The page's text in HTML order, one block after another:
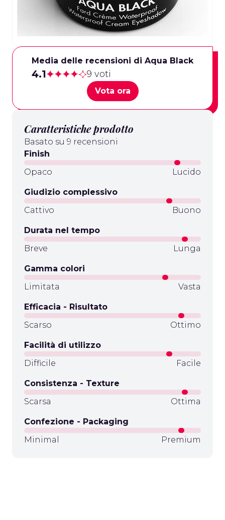
Media delle recensioni di Aqua Black
4.1 9 voti
Vota ora
Caratteristiche prodotto
Basato su 9 recensioni
Finish
Opaco
Lucido
Giudizio complessivo
Cattivo
Buono
Durata nel tempo
Breve
Lunga
Gamma colori
Limitata
Vasta
Efficacia - Risultato
Scarso
Ottimo
Facilità di utilizzo
Difficile
Facile
Consistenza - Texture
Scarsa
Ottima
Confezione - Packaging
Minimal
Premium